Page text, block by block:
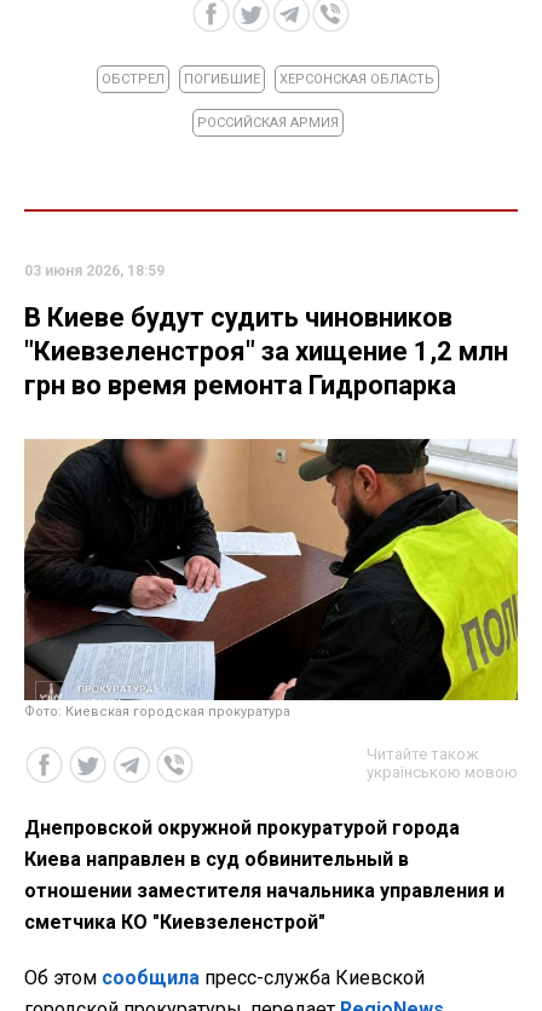
ОБСТРЕЛ ПОГИБШИЕ ХЕРСОНСКАЯ ОБЛАСТЬ
РОССИЙСКАЯ АРМИЯ
03 июня 2026, 18:59
В Киеве будут судить чиновников
"Киевзеленстроя" за хищение 1,2 млн
грн во время ремонта Гидропарка
Фото: Киевская городская прокуратура
Читайте також
українською мовою
Днепровской окружной прокуратурой города
Киева направлен в суд обвинительный в
отношении заместителя начальника управления и
сметчика КО "Киевзеленстрой"
Об этом сообщила пресс-служба Киевской